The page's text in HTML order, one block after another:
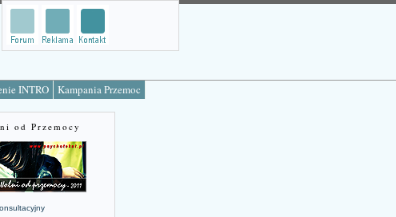
INTRO Kampania Przemoc
od Przemocy